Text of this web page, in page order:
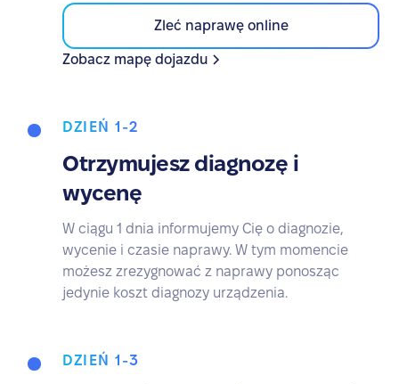
Zleć naprawę online
Zobacz mapę dojazdu
DZIEŃ 1-2
Otrzymujesz diagnozę i
wycenę
W ciągu 1 dnia informujemy Cię o diagnozie,
wycenie i czasie naprawy. W tym momencie
możesz zrezygnować z naprawy ponosząc
jedynie koszt diagnozy urządzenia.
DZIEŃ 1-3